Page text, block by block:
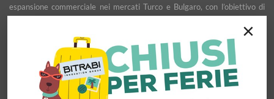
×
espansione commerciale nei mercati Turco e Bulgaro, con l’obiettivo di
garantire uno sviluppo stabile e duraturo.